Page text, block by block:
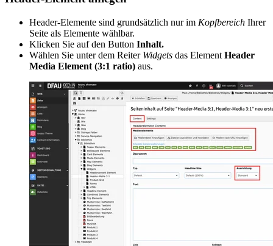
Header-Elemente sind grundsätzlich nur im Kopfbereich Ihrer
Seite als Elemente wählbar.
Klicken Sie auf den Button Inhalt.
Wählen Sie unter dem Reiter Widgets das Element Header
Media Element (3:1 ratio) aus.